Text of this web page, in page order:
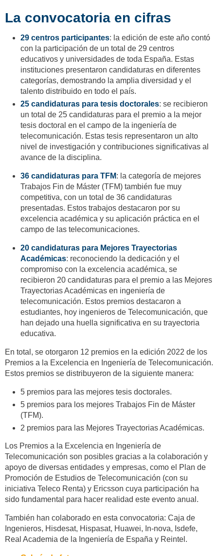
La convocatoria en cifras
29 centros participantes: la edición de este año contó
con la participación de un total de 29 centros
educativos y universidades de toda España. Estas
instituciones presentaron candidaturas en diferentes
categorías, demostrando la amplia diversidad y el
talento distribuido en todo el país.
25 candidaturas para tesis doctorales: se recibieron
un total de 25 candidaturas para el premio a la mejor
tesis doctoral en el campo de la ingeniería de
telecomunicación. Estas tesis representaron un alto
nivel de investigación y contribuciones significativas al
avance de la disciplina.
36 candidaturas para TFM: la categoría de mejores
Trabajos Fin de Máster (TFM) también fue muy
competitiva, con un total de 36 candidaturas
presentadas. Estos trabajos destacaron por su
excelencia académica y su aplicación práctica en el
campo de las telecomunicaciones.
20 candidaturas para Mejores Trayectorias
Académicas: reconociendo la dedicación y el
compromiso con la excelencia académica, se
recibieron 20 candidaturas para el premio a las Mejores
Trayectorias Académicas en ingeniería de
telecomunicación. Estos premios destacaron a
estudiantes, hoy ingenieros de Telecomunicación, que
han dejado una huella significativa en su trayectoria
educativa.
En total, se otorgaron 12 premios en la edición 2022 de los
Premios a la Excelencia en Ingeniería de Telecomunicación.
Estos premios se distribuyeron de la siguiente manera:
5 premios para las mejores tesis doctorales.
5 premios para los mejores Trabajos Fin de Máster
(TFM).
2 premios para las Mejores Trayectorias Académicas.
Los Premios a la Excelencia en Ingeniería de
Telecomunicación son posibles gracias a la colaboración y
apoyo de diversas entidades y empresas, como el Plan de
Promoción de Estudios de Telecomunicación (con su
iniciativa Teleco Renta) y Ericsson cuya participación ha
sido fundamental para hacer realidad este evento anual.
También han colaborado en esta convocatoria: Caja de
Ingenieros, Hisdesat, Hispasat, Huawei, In-nova, Isdefe,
Real Academia de la Ingeniería de España y Reintel.